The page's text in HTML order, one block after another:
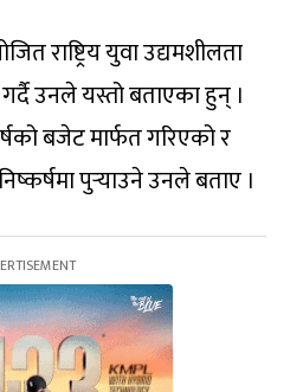
राष्ट्रिय युवा उद्यमशीलता
उनले यस्तो बताएका हुन् ।
बजेट मार्फत गरिएको र
पुर्‍याउने उनले बताए ।